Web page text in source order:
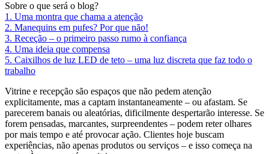
Sobre o que será o blog?
1. Uma montra que chama a atenção
2. Manequins em pufes? Por que não!
3. Receção – o primeiro passo rumo à confiança
4. Uma ideia que compensa
5. Caixilhos de luz LED de teto – uma luz discreta que faz todo o
trabalho
Vitrine e recepção são espaços que não pedem atenção
explicitamente, mas a captam instantaneamente – ou afastam. Se
parecerem banais ou aleatórias, dificilmente despertarão interesse. Se
forem pensadas, marcantes, surpreendentes – podem reter olhares
por mais tempo e até provocar ação. Clientes hoje buscam
experiências, não apenas produtos ou serviços – e isso começa na